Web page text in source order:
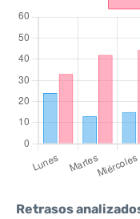
Retrasos